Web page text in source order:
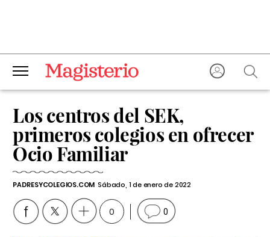
Los centros del SEK,
primeros colegios en ofrecer
Ocio Familiar
PADRESYCOLEGIOS.COM Sábado, 1 de enero de 2022
0 0